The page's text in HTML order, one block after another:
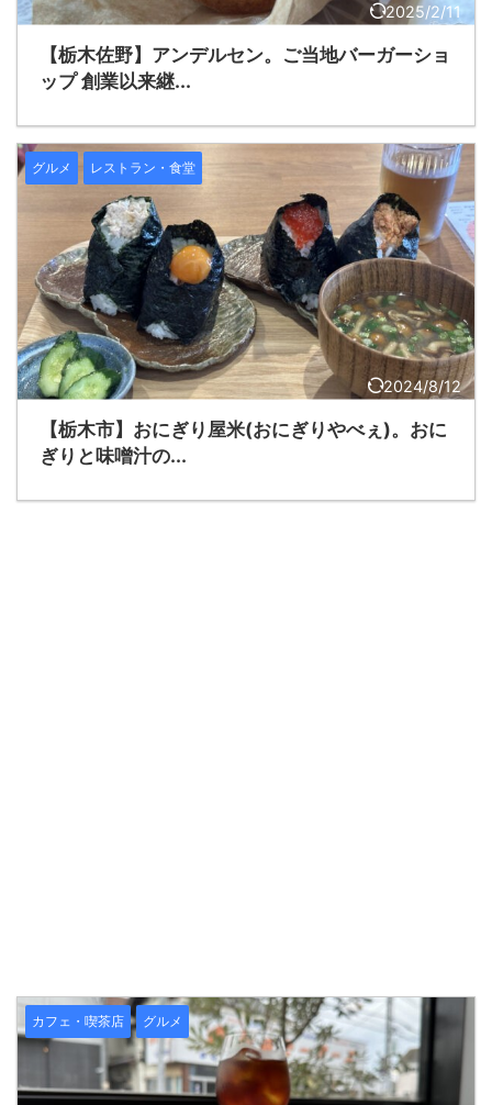
2025/2/11
【栃木佐野】アンデルセン。ご当地バーガーショ
ップ 創業以来継...
2024/8/12
グルメ レストラン・食堂
【栃木市】おにぎり屋米(おにぎりやべぇ)。おに
ぎりと味噌汁の...
カフェ・喫茶店 グルメ